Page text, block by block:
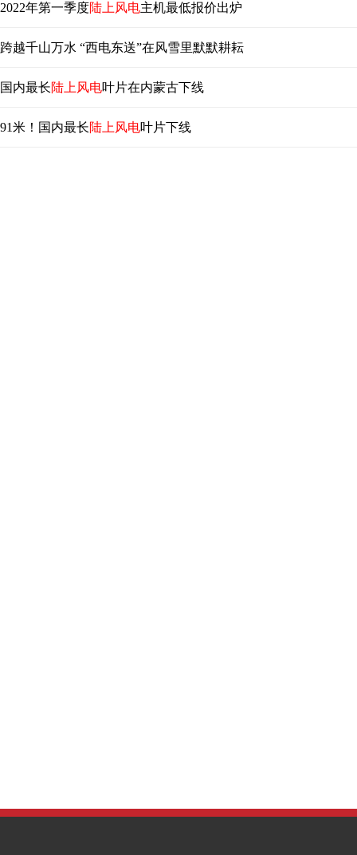
2022年第一季度陆上风电主机最低报价出炉
跨越千山万水 “西电东送”在风雪里默默耕耘
国内最长陆上风电叶片在内蒙古下线
91米！国内最长陆上风电叶片下线